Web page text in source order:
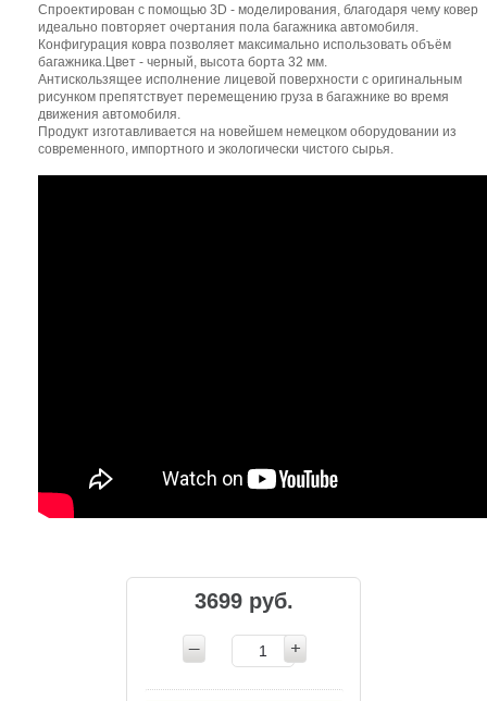
Спроектирован с помощью 3D - моделирования, благодаря чему ковер
идеально повторяет очертания пола багажника автомобиля.
Конфигурация ковра позволяет максимально использовать объём
багажника.Цвет - черный, высота борта 32 мм.
Антискользящее исполнение лицевой поверхности с оригинальным
рисунком препятствует перемещению груза в багажнике во время
движения автомобиля.
Продукт изготавливается на новейшем немецком оборудовании из
современного, импортного и экологически чистого сырья.
3699 руб.